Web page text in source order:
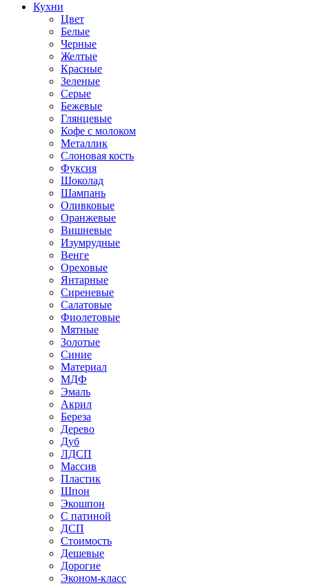
Кухни
Цвет
Белые
Черные
Желтые
Красные
Зеленые
Серые
Бежевые
Глянцевые
Кофе с молоком
Металлик
Слоновая кость
Фуксия
Шоколад
Шампань
Оливковые
Оранжевые
Вишневые
Изумрудные
Венге
Ореховые
Янтарные
Сиреневые
Салатовые
Фиолетовые
Мятные
Золотые
Синие
Материал
МДФ
Эмаль
Акрил
Береза
Дерево
Дуб
ЛДСП
Массив
Пластик
Шпон
Экошпон
С патиной
ДСП
Стоимость
Дешевые
Дорогие
Эконом-класс